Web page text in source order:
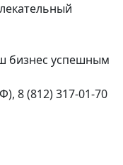
бизнес успешным
8 (812) 317-01-70